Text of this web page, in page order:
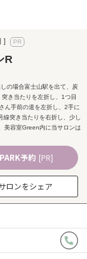
]
R
の場合富士山駅を出て、炭
き当たりを左折し、1つ目
ん手前の道を左折し、2手に
突き当たりを右折し、少し
美容室Green内に当サロンは
予約 [PR]
ロンをシェア